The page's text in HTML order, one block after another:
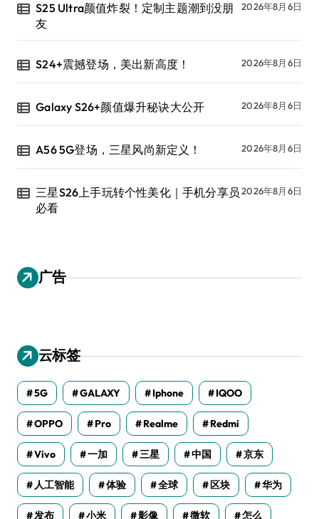
S25 Ultra颜值炸裂！定制主题潮到没朋
友
2026年8月6日
S24+震撼登场，美出新高度！ 2026年8月6日
Galaxy S26+颜值爆升秘诀大公开 2026年8月6日
A56 5G登场，三星风尚新定义！ 2026年8月6日
三星S26上手玩转个性美化｜手机分享员
必看
2026年8月6日
广告
云标签
5G GALAXY Iphone IQOO
OPPO Pro Realme Redmi
Vivo 一加 三星 中国 京东
人工智能 体验 全球 区块 华为
发布 小米 影像 微软 怎么